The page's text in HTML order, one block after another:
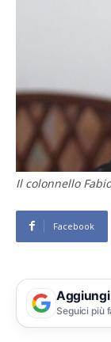
Il colonnello
Facebook
Seguici più